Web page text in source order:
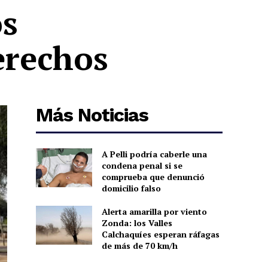
Más Noticias
A Pelli podría caberle una
condena penal si se
comprueba que denunció
domicilio falso
Alerta amarilla por viento
Zonda: los Valles
Calchaquíes esperan ráfagas
de más de 70 km/h